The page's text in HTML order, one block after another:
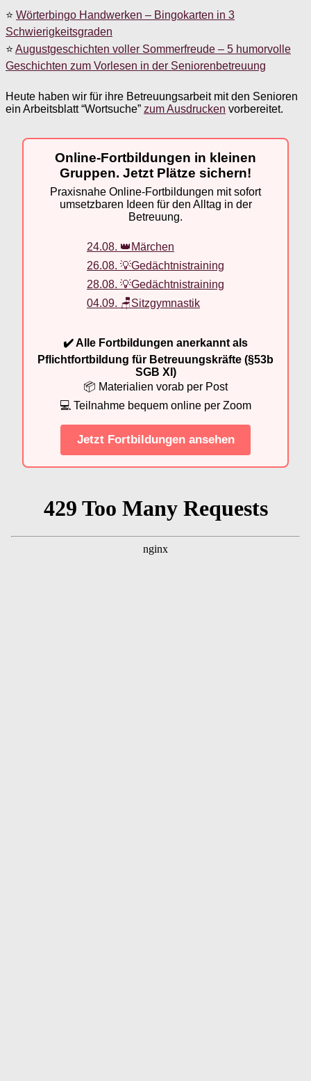
⭐ Wörterbingo Handwerken – Bingokarten in 3
Schwierigkeitsgraden
⭐ Augustgeschichten voller Sommerfreude – 5 humorvolle
Geschichten zum Vorlesen in der Seniorenbetreuung
Heute haben wir für ihre Betreuungsarbeit mit den Senioren
ein Arbeitsblatt “Wortsuche” zum Ausdrucken vorbereitet.
Online-Fortbildungen in kleinen
Gruppen. Jetzt Plätze sichern!
Praxisnahe Online-Fortbildungen mit sofort
umsetzbaren Ideen für den Alltag in der
Betreuung.
24.08. 👑Märchen
26.08. 💡Gedächtnistraining
28.08. 💡Gedächtnistraining
04.09. 🪑Sitzgymnastik
✔️ Alle Fortbildungen anerkannt als
Pflichtfortbildung für Betreuungskräfte (§53b
SGB XI)
📦 Materialien vorab per Post
💻 Teilnahme bequem online per Zoom
Jetzt Fortbildungen ansehen